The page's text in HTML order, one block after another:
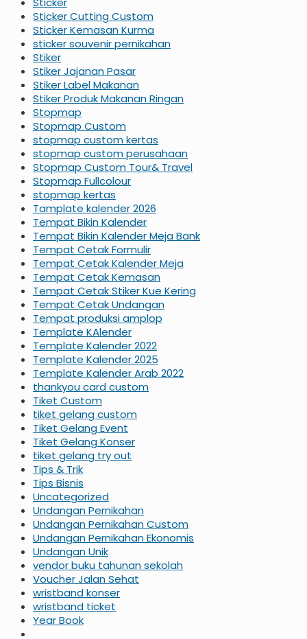
Sticker Cutting Custom
Sticker Kemasan Kurma
sticker souvenir pernikahan
Stiker
Stiker Jajanan Pasar
Stiker Label Makanan
Stiker Produk Makanan Ringan
Stopmap
Stopmap Custom
stopmap custom kertas
stopmap custom perusahaan
Stopmap Custom Tour& Travel
Stopmap Fullcolour
stopmap kertas
Tamplate kalender 2026
Tempat Bikin Kalender
Tempat Bikin Kalender Meja Bank
Tempat Cetak Formulir
Tempat Cetak Kalender Meja
Tempat Cetak Kemasan
Tempat Cetak Stiker Kue Kering
Tempat Cetak Undangan
Tempat produksi amplop
Template KAlender
Template Kalender 2022
Template Kalender 2025
Template Kalender Arab 2022
thankyou card custom
Tiket Custom
tiket gelang custom
Tiket Gelang Event
Tiket Gelang Konser
tiket gelang try out
Tips & Trik
Tips Bisnis
Uncategorized
Undangan Pernikahan
Undangan Pernikahan Custom
Undangan Pernikahan Ekonomis
Undangan Unik
vendor buku tahunan sekolah
Voucher Jalan Sehat
wristband konser
wristband ticket
Year Book